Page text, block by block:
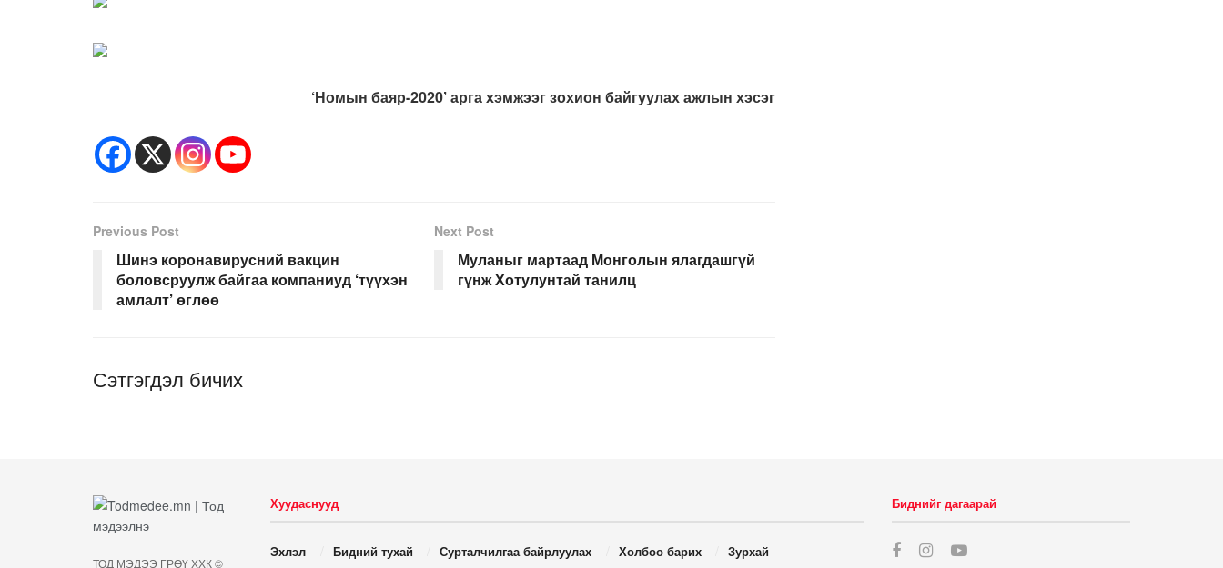
‘Номын баяр-2020’ арга хэмжээг зохион байгуулах ажлын хэсэг
Previous Post
Шинэ коронавирусний вакцин
боловсруулж байгаа компаниуд ‘түүхэн
амлалт’ өглөө
Next Post
Муланыг мартаад Монголын ялагдашгүй
гүнж Хотулунтай танилц
Сэтгэгдэл бичих
ТОД МЭДЭЭ ГРӨҮ ХХК ©
Хуудаснууд
Эхлэл Бидний тухай Сурталчилгаа байрлуулах Холбоо барих Зурхай
Биднийг дагаарай